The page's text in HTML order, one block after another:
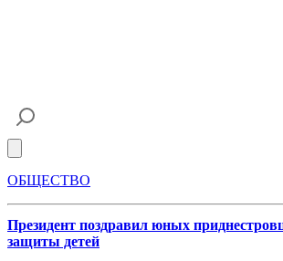
ОБЩЕСТВО
Президент поздравил юных
защиты детей